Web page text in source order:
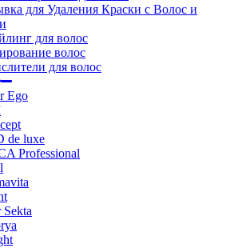
для Удаления Краски с Волос и
для волос
волос
для волос
Ego
de luxe
Professional